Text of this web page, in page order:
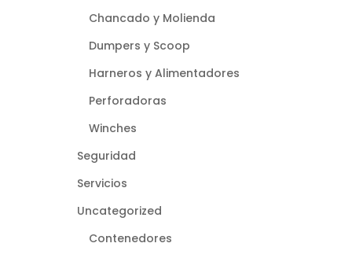
Chancado y Molienda
Dumpers y Scoop
Harneros y Alimentadores
Perforadoras
Winches
Seguridad
Servicios
Uncategorized
Contenedores